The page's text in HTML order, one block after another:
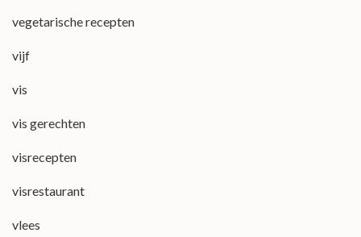
vegetarische recepten
vijf
vis
vis gerechten
visrecepten
visrestaurant
vlees